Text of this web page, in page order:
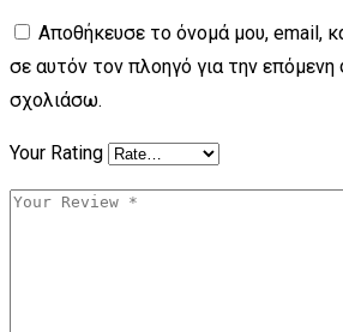
Αποθήκευσε το όνομά μου, email,
σε αυτόν τον πλοηγό για την
σχολιάσω.
Your Rating